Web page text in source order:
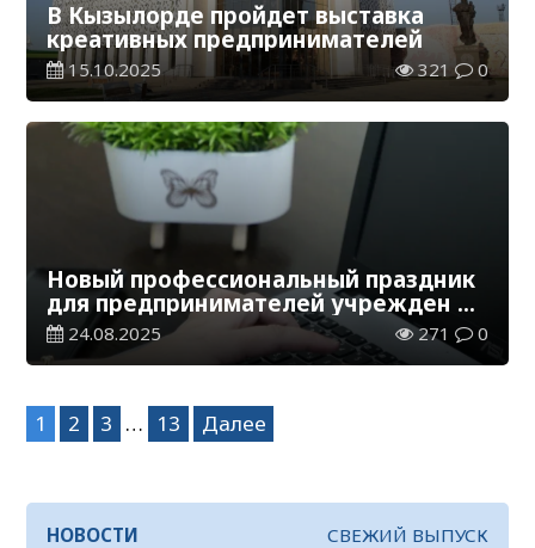
В Кызылорде пройдет выставка
креативных предпринимателей
15.10.2025 321 0
Новый профессиональный праздник
для предпринимателей учрежден в
Казахстане
24.08.2025 271 0
Навигация
записям
1 2 3 … 13 Далее
НОВОСТИ СВЕЖИЙ ВЫПУСК